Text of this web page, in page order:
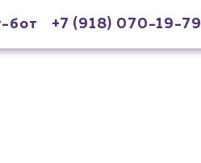
бот +7 (918) 070-19-79